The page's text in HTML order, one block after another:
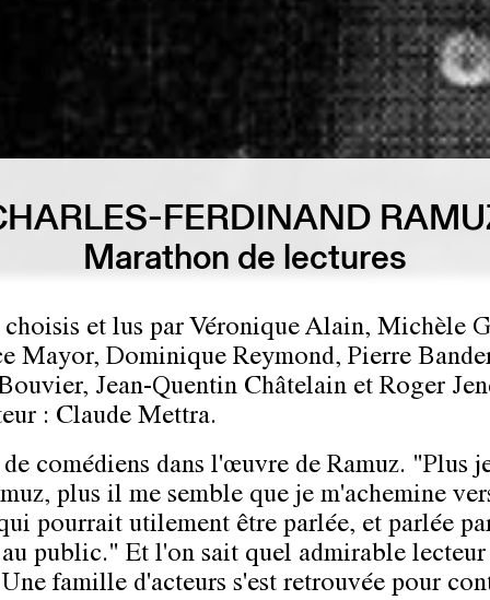
FERDINAND
Marathon de lectures
et lus par Véronique Alain, Michèle
Mayor, Dominique Reymond, Pierre
Jean-Quentin Châtelain et Roger
: Claude Mettra.
comédiens dans l'œuvre de Ramuz. "Plus
plus il me semble que je m'achemine
pourrait utilement être parlée, et parlée
public." Et l'on sait quel admirable
famille d'acteurs s'est retrouvée pour